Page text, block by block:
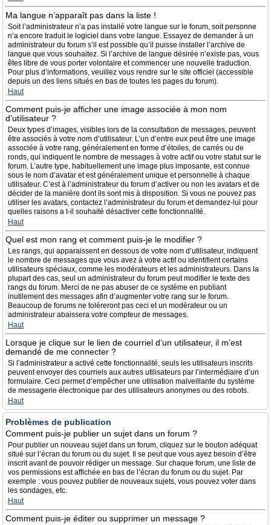
Ma langue n’apparaît pas dans la liste !
Soit l’administrateur n’a pas installé votre langue sur le forum, soit personne
n’a encore traduit le logiciel dans votre langue. Essayez de demander à un
administrateur du forum s’il est possible qu’il puisse installer l’archive de
langue que vous souhaitez. Si l’archive de langue désirée n’existe pas, vous
êtes libre de vous porter volontaire et commencer une nouvelle traduction.
Pour plus d’informations, veuillez vous rendre sur le site officiel (accessible
depuis un des liens situés en bas de toutes les pages du forum).
Haut
Comment puis-je afficher une image associée à mon nom
d’utilisateur ?
Deux types d’images, visibles lors de la consultation de messages, peuvent
être associés à votre nom d’utilisateur. L’un d’entre eux peut être une image
associée à votre rang, généralement en forme d’étoiles, de carrés ou de
ronds, qui indiquent le nombre de messages à votre actif ou votre statut sur le
forum. L’autre type, habituellement une image plus imposante, est connue
sous le nom d’avatar et est généralement unique et personnelle à chaque
utilisateur. C’est à l’administrateur du forum d’activer ou non les avatars et de
décider de la manière dont ils sont mis à disposition. Si vous ne pouvez pas
utiliser les avatars, contactez l’administrateur du forum et demandez-lui pour
quelles raisons a t-il souhaité désactiver cette fonctionnalité.
Haut
Quel est mon rang et comment puis-je le modifier ?
Les rangs, qui apparaissent en dessous de votre nom d’utilisateur, indiquent
le nombre de messages que vous avez à votre actif ou identifient certains
utilisateurs spéciaux, comme les modérateurs et les administrateurs. Dans la
plupart des cas, seul un administrateur du forum peut modifier le texte des
rangs du forum. Merci de ne pas abuser de ce système en publiant
inutilement des messages afin d’augmenter votre rang sur le forum.
Beaucoup de forums ne toléreront pas ceci et un modérateur ou un
administrateur abaissera votre compteur de messages.
Haut
Lorsque je clique sur le lien de courriel d’un utilisateur, il m’est
demandé de me connecter ?
Si l’administrateur a activé cette fonctionnalité, seuls les utilisateurs inscrits
peuvent envoyer des courriels aux autres utilisateurs par l’intermédiaire d’un
formulaire. Ceci permet d’empêcher une utilisation malveillante du système
de messagerie électronique par des utilisateurs anonymes ou des robots.
Haut
Problèmes de publication
Comment puis-je publier un sujet dans un forum ?
Pour publier un nouveau sujet dans un forum, cliquez sur le bouton adéquat
situé sur l’écran du forum ou du sujet. Il se peut que vous ayez besoin d’être
inscrit avant de pouvoir rédiger un message. Sur chaque forum, une liste de
vos permissions est affichée en bas de l’écran du forum ou du sujet. Par
exemple : vous pouvez publier de nouveaux sujets, vous pouvez voter dans
les sondages, etc.
Haut
Comment puis-je éditer ou supprimer un message ?